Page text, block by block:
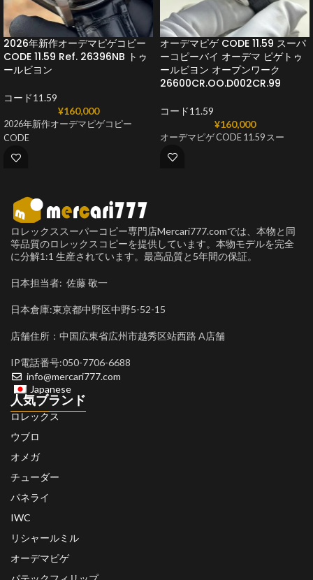
2026年新作オーデマピゲコピー
CODE 11.59 Ref. 26396NB トゥ
ールビヨン
コード11.59
¥160,000
2026年新作オーデマピゲコピー
CODE
オーデマピゲ CODE 11.59 スーパ
ーコピーバイ オーデマ ピゲトゥ
ールビヨン オープンワーク
26600CR.OO.D002CR.99
コード11.59
¥160,000
オーデマピゲ CODE 11.59 スー
ロレックススーパーコピー専門店Mercari777.comでは、本物と同
等品質のロレックスコピーを提供しています。本物モデルを完全
に分解1:1 生産されています。最高品質と5年間の保証。
日本担当者: 佐藤 敬一
日本倉庫:東京都中野区中野5-52-15
店舗住所：中国広東省広州市越秀区站西路 A店舗
IP電話番号:050-7706-6688
info@mercari777.com
Japanese
人気ブランド
ロレックス
ウブロ
オメガ
チューダー
パネライ
IWC
リシャールミル
オーデマピゲ